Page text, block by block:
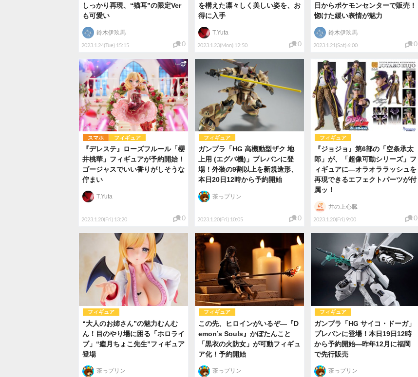
しっかり再現、“猫耳”の限定Ver
も可愛い
2023.1.24(Tue) 15:15
鈴木伊玖馬
0
を構えた凛々しく美しい姿を、お
得に入手
2023.1.23(Mon) 12:50
T.Yuta
0
日からポケモンセンターで販売！
惚けた緩い表情が魅力
2023.1.21(Sat) 6:00
鈴木伊玖馬
0
スマホ フィギュア
『デレステ』ローズフルール「櫻
井桃華」フィギュアが予約開始！
ゴージャスでいい香りがしそうな
佇まい
2023.1.20(Fri) 13:20
T.Yuta
0
フィギュア
ガンプラ「HG 高機動型ザク 地
上用 (エグバ機)」プレバンに登
場！外装の9割以上を新規造形、
本日20日12時から予約開始
2023.1.20(Fri) 10:05
茶っプリン
0
フィギュア
『ジョジョ』第6部の「空条承太
郎」が、「超像可動シリーズ」フ
ィギュアに―オラオララッシュを
再現できるエフェクトパーツが付
属ッ！
2023.1.20(Fri) 9:00
井の上心臓
0
フィギュア
“大人のお姉さん”の魅力むんむ
ん！目のやり場に困る「ホロライ
ブ」“癒月ちょこ先生”フィギュア
登場
茶っプリン
フィギュア
この先、ヒロインがいるぞ―『D
emon’s Souls』かぼたんこと
「黒衣の火防女」が可動フィギュ
ア化！予約開始
茶っプリン
フィギュア
ガンプラ「HG サイコ・ドーガ」
プレバンに登場！本日19日12時
から予約開始―昨年12月に福岡
で先行販売
茶っプリン